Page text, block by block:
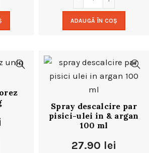
ADAUGĂ ÎN COȘ
Spray descalcire par
pisici-ulei in & argan
100 ml
27.90 lei